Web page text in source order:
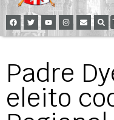
Padre
eleito